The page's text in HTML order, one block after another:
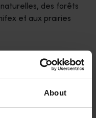
About
des forêts
et aux prairies
spectaculaire